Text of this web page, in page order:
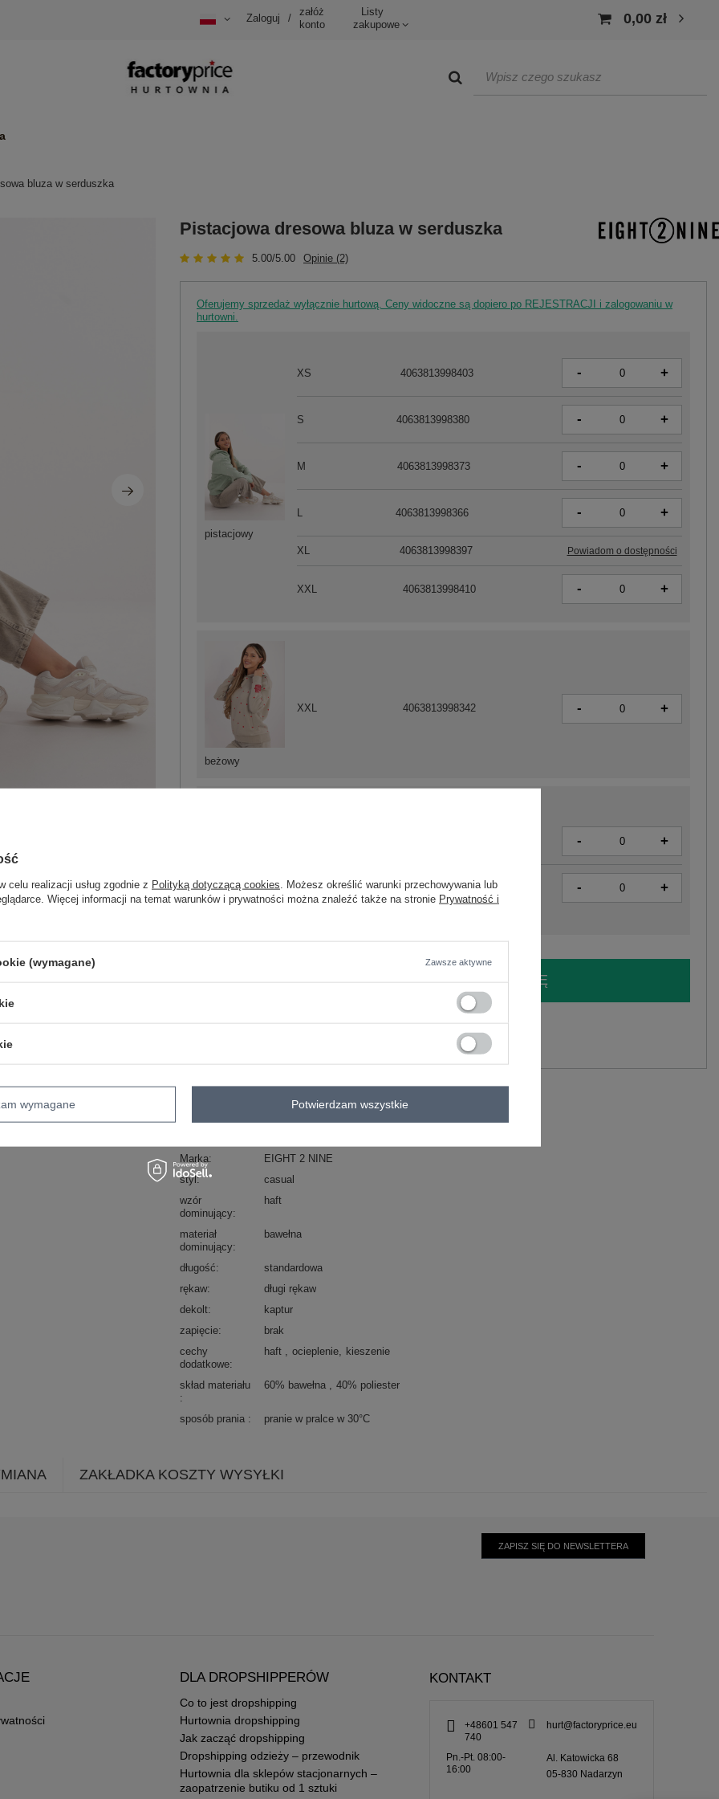
Zaloguj /
załóż
konto
Listy
zakupowe
0,00 zł
bluza w serduszka
Pistacjowa dresowa bluza w serduszka
5.00/5.00 Opinie (2)
Oferujemy sprzedaż wyłącznie hurtową. Ceny widoczne są dopiero po REJESTRACJI i zalogowaniu w
hurtowni.
pistacjowy
XS 4063813998403 - +
S 4063813998380 - +
M 4063813998373 - +
L 4063813998366 - +
XL 4063813998397 Powiadom o dostępności
XXL 4063813998410 - +
beżowy
XXL 4063813998342 - +
- +
L 4063813997901 - +
ZALOGUJ SIĘ I ZOBACZ CENĘ
skład materiału : 60% bawełna , 40% poliester
sposób prania : pranie w pralce w 30°C
Marka
EIGHT 2 NINE
styl
casual
wzór
dominujący
haft
materiał
dominujący
bawełna
długość
standardowa
rękaw
długi rękaw
dekolt
kaptur
zapięcie
brak
cechy
dodatkowe
haft ocieplenie kieszenie
skład materiału 60% bawełna 40% poliester
sposób prania pranie w pralce w 30°C
ZAKŁADKA KOSZTY WYSYŁKI
ZAPISZ SIĘ DO NEWSLETTERA
DLA DROPSHIPPERÓW
Co to jest dropshipping
Hurtownia dropshipping
Jak zacząć dropshipping
Dropshipping odzieży – przewodnik
Hurtownia dla sklepów stacjonarnych –
zaopatrzenie butiku od 1 sztuki
KONTAKT
+48601 547
740
hurt@factoryprice.eu
Pn.-Pt. 08:00-
16:00
Al. Katowicka 68
05-830 Nadarzyn
celu realizacji usług zgodnie z Polityką dotyczącą cookies . Możesz określić warunki przechowywania lub
Więcej informacji na temat warunków i prywatności można znaleźć także na stronie Prywatność i
(wymagane) Zawsze aktywne
wymagane Potwierdzam wszystkie